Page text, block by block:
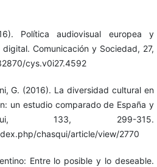
Política audiovisual europea y
Comunicación y Sociedad, 27,
cys.v0i27.4592
G. (2016). La diversidad cultural en
un estudio comparado de España y
133, 299-315.
chasqui/article/view/2770
Entre lo posible y lo deseable.